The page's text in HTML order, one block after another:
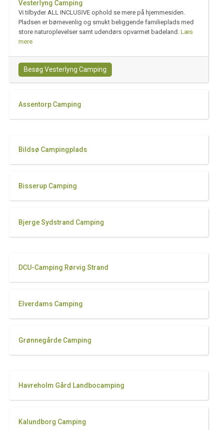
Vesterlyng Camping
Vi tilbyder ALL INCLUSIVE ophold se mere på hjemmesiden.
Pladsen er børnevenlig og smukt beliggende familieplads med
store naturoplevelser samt udendørs opvarmet badeland. Læs
mere
Besøg Vesterlyng Camping
Assentorp Camping
Bildsø Campingplads
Bisserup Camping
Bjerge Sydstrand Camping
DCU-Camping Rørvig Strand
Elverdams Camping
Grønnegårde Camping
Havreholm Gård Landbocamping
Kalundborg Camping